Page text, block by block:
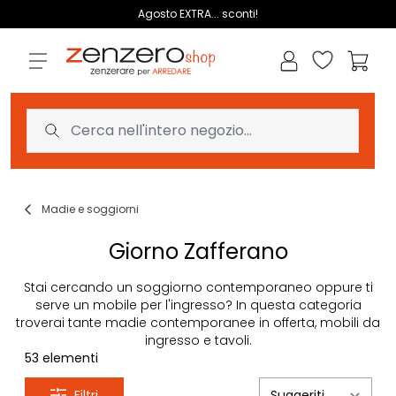
Agosto EXTRA... sconti!
Lista dei
Madie e soggiorni
Giorno Zafferano
Stai cercando un soggiorno contemporaneo oppure ti
serve un mobile per l'ingresso? In questa categoria
troverai tante madie contemporanee in offerta, mobili da
ingresso e tavoli.
53 elementi